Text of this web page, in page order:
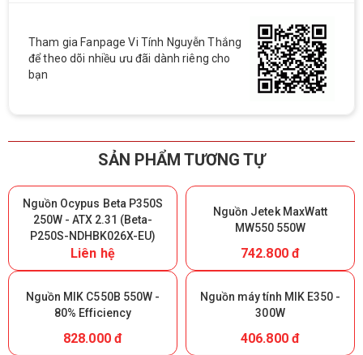
Tham gia Fanpage Vi Tính Nguyễn Thắng
để theo dõi nhiều ưu đãi dành riêng cho
bạn
SẢN PHẨM TƯƠNG TỰ
Nguồn Ocypus Beta P350S
250W - ATX 2.31 (Beta-
P250S-NDHBK026X-EU)
Liên hệ
Nguồn Jetek MaxWatt
MW550 550W
742.800 đ
Nguồn MIK C550B 550W -
80% Efficiency
828.000 đ
Nguồn máy tính MIK E350 -
300W
406.800 đ